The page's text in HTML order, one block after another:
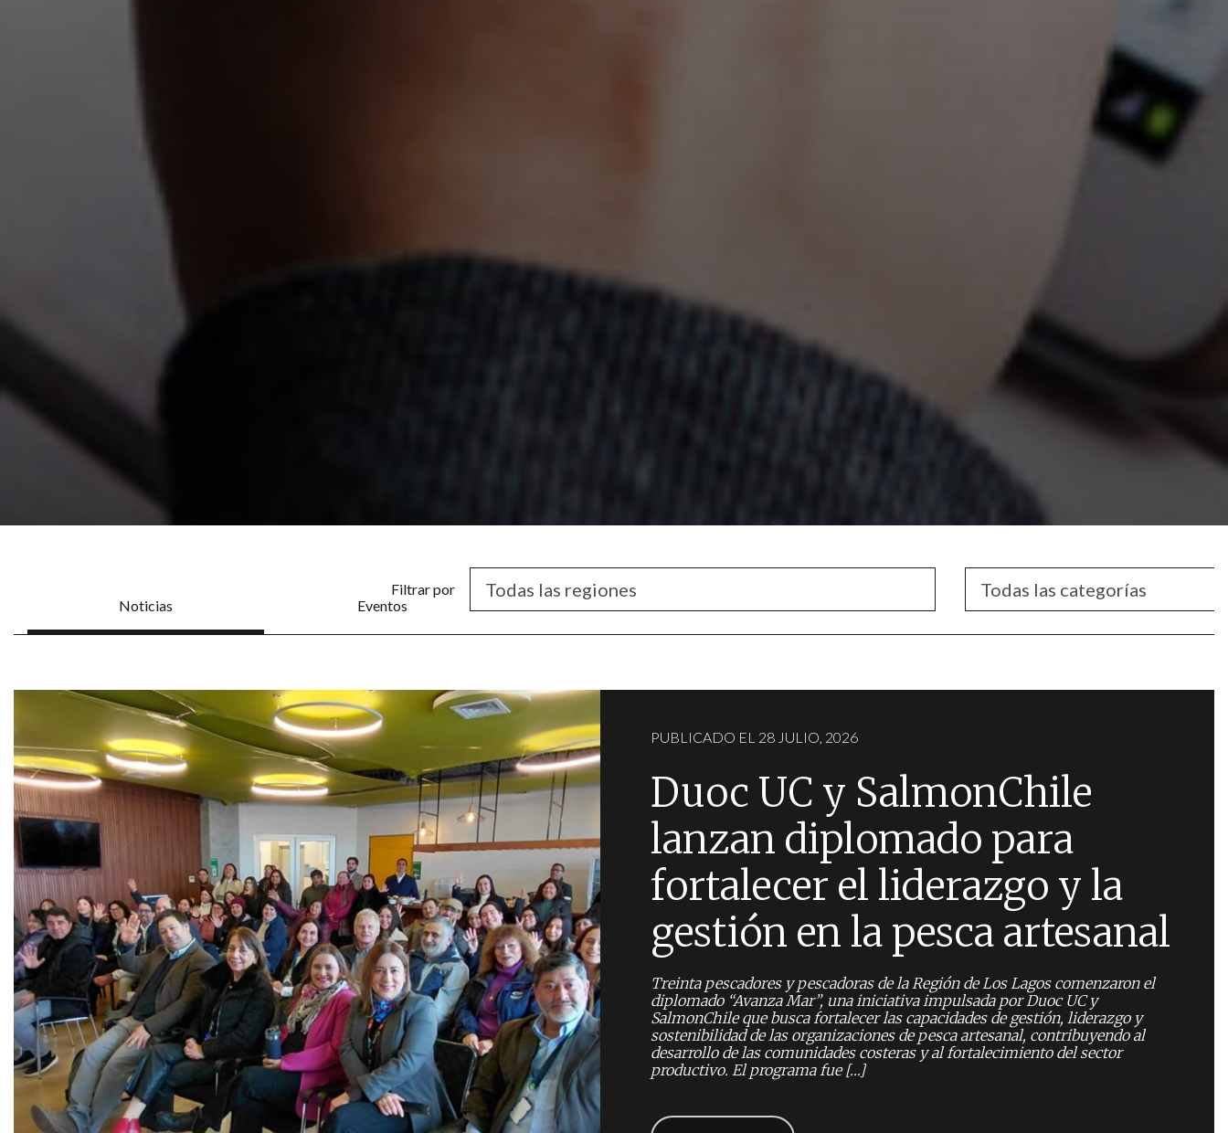
Noticias Eventos
Filtrar por
PUBLICADO EL 28 JULIO, 2026
Duoc UC y SalmonChile
lanzan diplomado para
fortalecer el liderazgo y la
gestión en la pesca artesanal
Treinta pescadores y pescadoras de la Región de Los Lagos comenzaron el
diplomado “Avanza Mar”, una iniciativa impulsada por Duoc UC y
SalmonChile que busca fortalecer las capacidades de gestión, liderazgo y
sostenibilidad de las organizaciones de pesca artesanal, contribuyendo al
desarrollo de las comunidades costeras y al fortalecimiento del sector
productivo. El programa fue […]